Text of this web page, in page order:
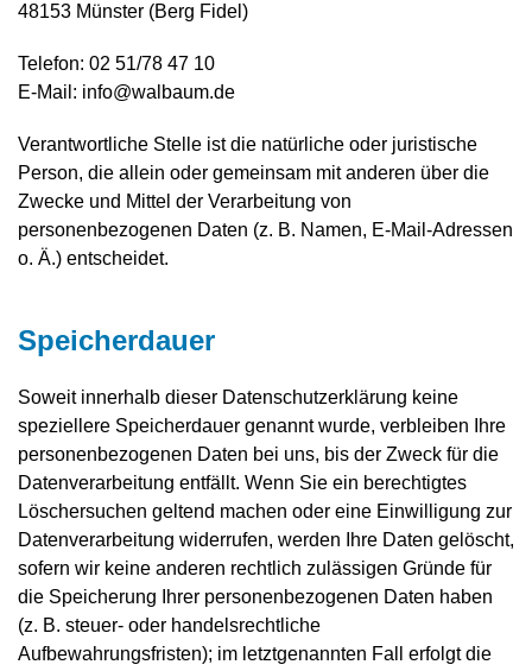
48153 Münster (Berg Fidel)
Telefon: 02 51/78 47 10
E-Mail: info@walbaum.de
Verantwortliche Stelle ist die natürliche oder juristische
Person, die allein oder gemeinsam mit anderen über die
Zwecke und Mittel der Verarbeitung von
personenbezogenen Daten (z. B. Namen, E-Mail-Adressen
o. Ä.) entscheidet.
Speicherdauer
Soweit innerhalb dieser Datenschutzerklärung keine
speziellere Speicherdauer genannt wurde, verbleiben Ihre
personenbezogenen Daten bei uns, bis der Zweck für die
Datenverarbeitung entfällt. Wenn Sie ein berechtigtes
Löschersuchen geltend machen oder eine Einwilligung zur
Datenverarbeitung widerrufen, werden Ihre Daten gelöscht,
sofern wir keine anderen rechtlich zulässigen Gründe für
die Speicherung Ihrer personenbezogenen Daten haben
(z. B. steuer- oder handelsrechtliche
Aufbewahrungsfristen); im letztgenannten Fall erfolgt die